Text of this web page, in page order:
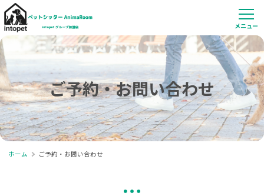
ご予約・お問い合わせ
ホーム ご予約・お問い合わせ